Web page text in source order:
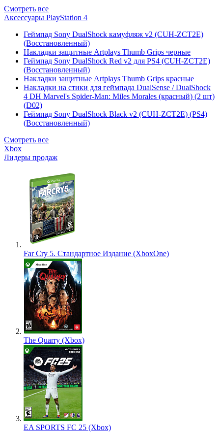
Смотреть все
Аксессуары PlayStation 4
Геймпад Sony DualShock камуфляж v2 (CUH-ZCT2E)
(Восстановленный)
Накладки защитные Artplays Thumb Grips черные
Геймпад Sony DualShock Red v2 для PS4 (CUH-ZCT2E)
(Восстановленный)
Накладки защитные Artplays Thumb Grips красные
Накладки на стики для геймпада DualSense / DualShock
4 DH Marvel's Spider-Man: Miles Morales (красный) (2 шт)
(D02)
Геймпад Sony DualShock Black v2 (CUH-ZCT2E) (PS4)
(Восстановленный)
Смотреть все
Xbox
Лидеры продаж
Far Cry 5. Стандартное Издание (XboxOne)
The Quarry (Xbox)
EA SPORTS FC 25 (Xbox)